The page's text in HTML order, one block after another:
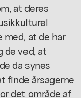
at deres
med, at de har
de ved, at
da synes
finde årsagerne
det område af